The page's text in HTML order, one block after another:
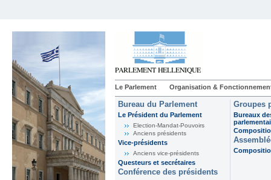
Le Parlement Organisation &
Bureau du Parlement
Le Président du Parlement
Election-Mandat-Pouvoirs
Anciens présidents
Vice-présidents
Anciens vice-présidents
Questeurs et secrétaires
Conférence des présidents
Groupes
Bureaux